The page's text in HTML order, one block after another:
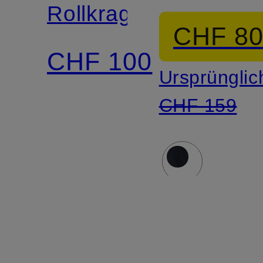
Rollkragenpullover
CHF 100
CHF
CHF 159